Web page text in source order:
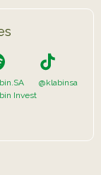
Invest
@klabinsa